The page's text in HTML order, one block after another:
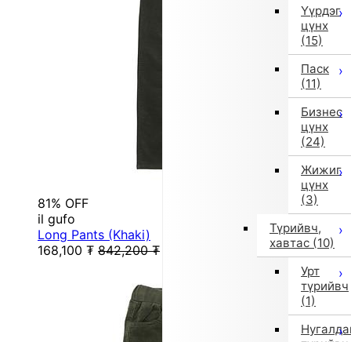
Үүрдэг
цүнх
(15)
Паск
(11)
Бизнес
цүнх
(24)
Жижиг
цүнх
(3)
Түрийвч,
хавтас (10)
Урт
түрийвч
(1)
81% OFF
il gufo
Long Pants (Khaki)
168,100 ₮ 842,200 ₮